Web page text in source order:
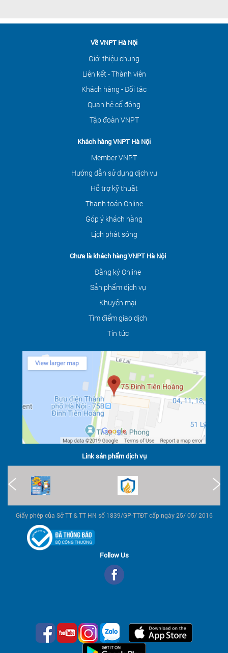
Về VNPT Hà Nội
Giới thiệu chung
Liên kết - Thành viên
Khách hàng - Đối tác
Quan hệ cổ đông
Tập đoàn VNPT
Khách hàng VNPT Hà Nội
Member VNPT
Hướng dẫn sử dụng dịch vụ
Hỗ trợ kỹ thuật
Thanh toán Online
Góp ý khách hàng
Lịch phát sóng
Chưa là khách hàng VNPT Hà Nội
Đăng ký Online
Sản phẩm dịch vụ
Khuyến mại
Tìm điểm giao dịch
Tin tức
Link sản phẩm dịch vụ
Giấy phép của Sở TT & TT HN số 1839/GP-TTĐT cấp ngày 25/ 05/ 2016
Follow Us